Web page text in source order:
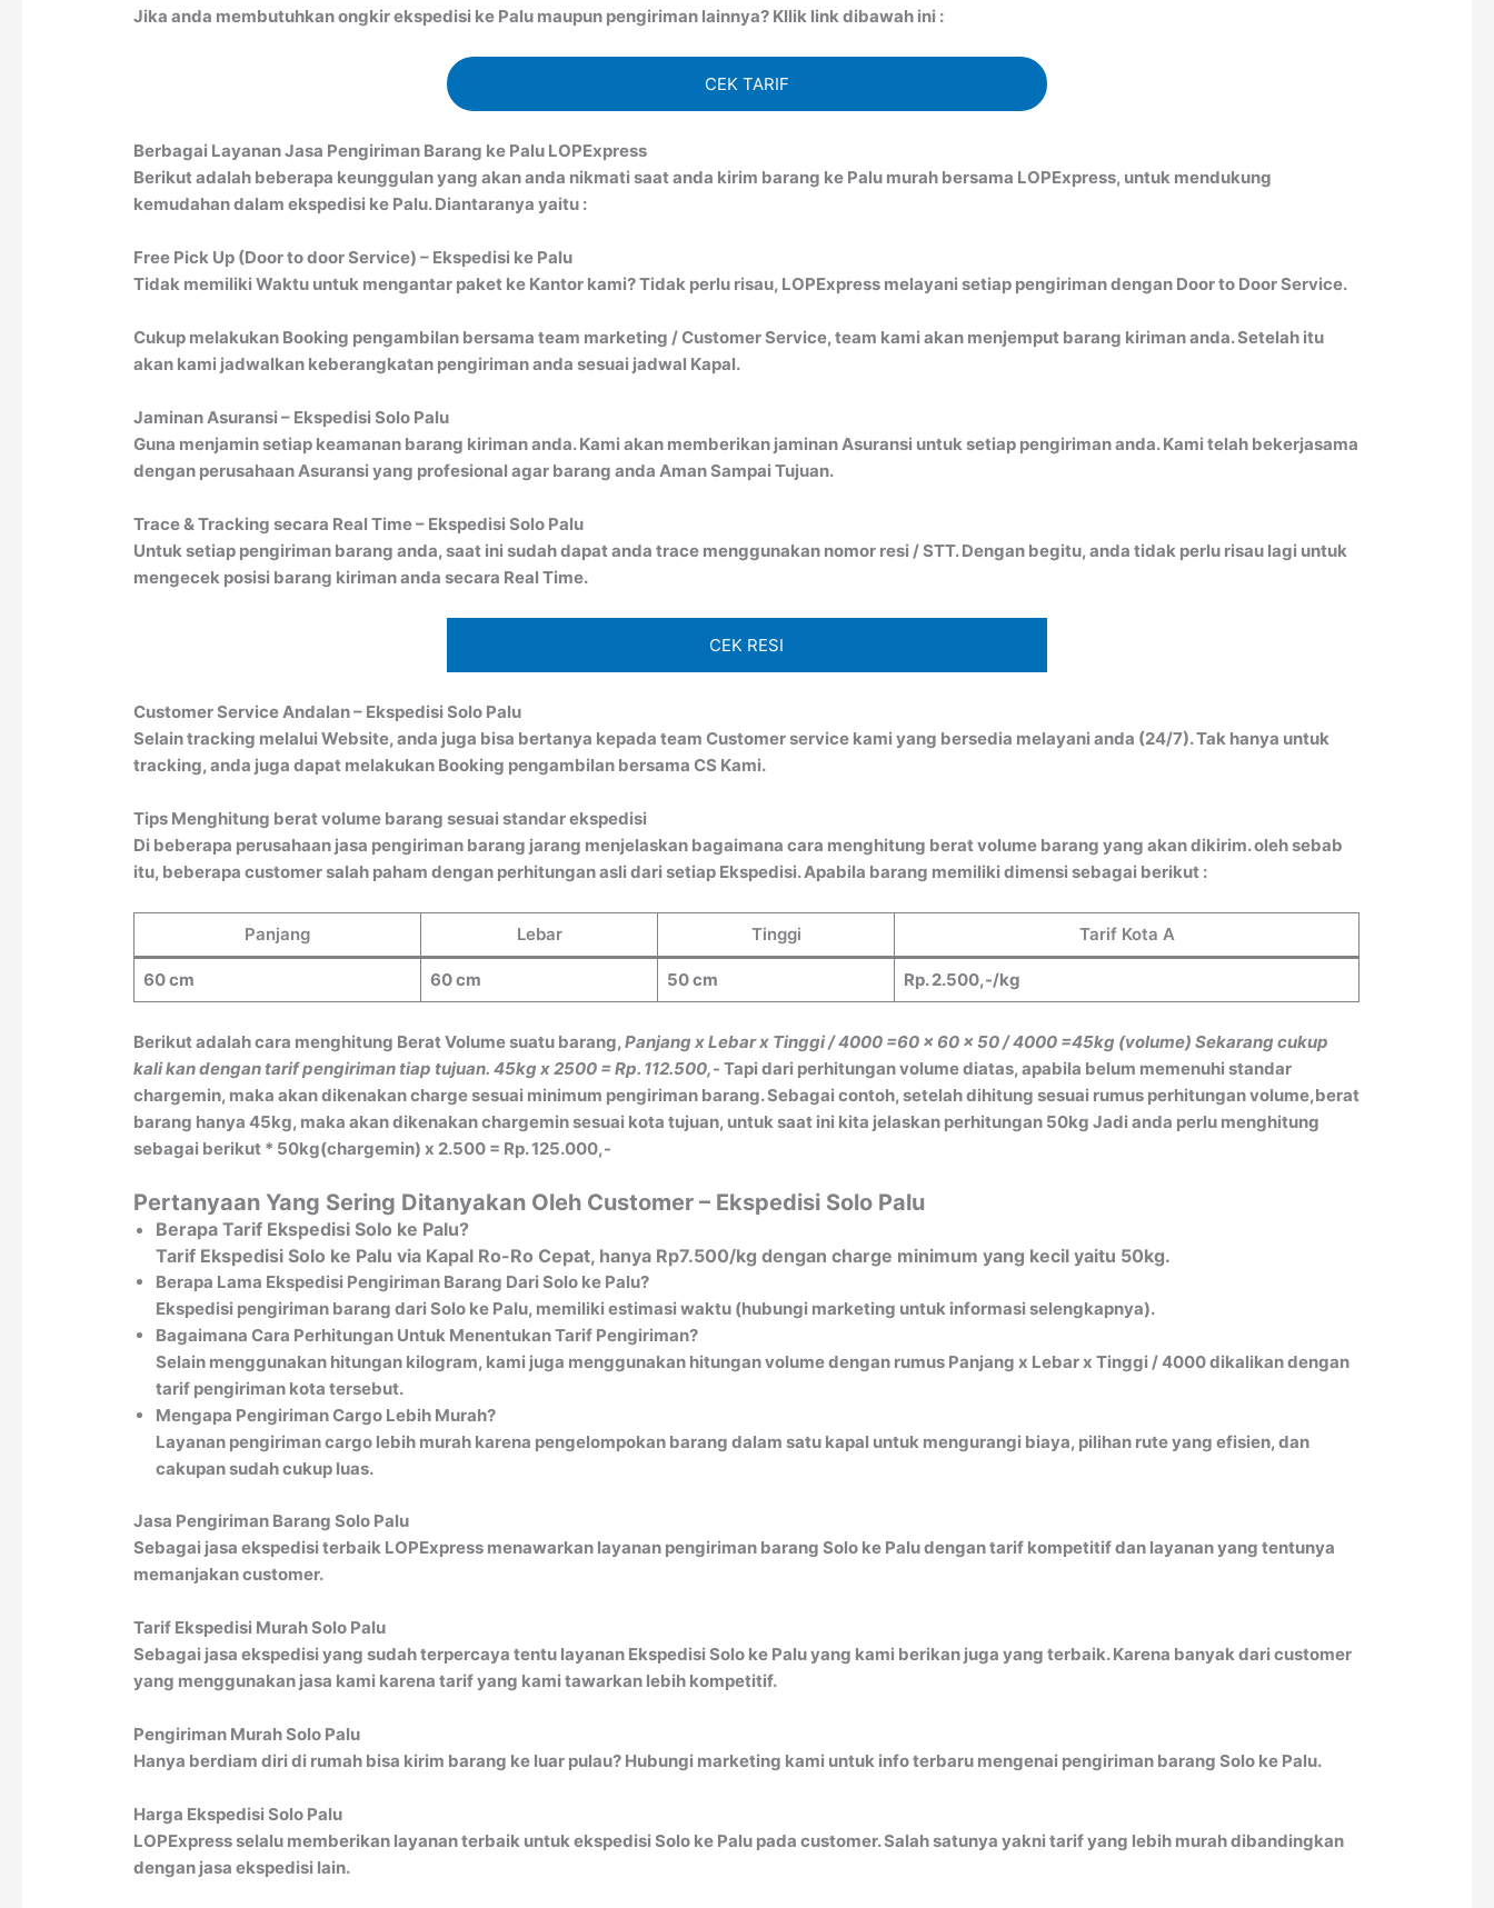
Jika anda membutuhkan ongkir ekspedisi ke Palu maupun pengiriman lainnya? Kllik link dibawah ini :
CEK TARIF
Berbagai Layanan Jasa Pengiriman Barang ke Palu LOPExpress
Berikut adalah beberapa keunggulan yang akan anda nikmati saat anda kirim barang ke Palu murah bersama LOPExpress, untuk mendukung
kemudahan dalam ekspedisi ke Palu. Diantaranya yaitu :
Free Pick Up (Door to door Service) – Ekspedisi ke Palu
Tidak memiliki Waktu untuk mengantar paket ke Kantor kami? Tidak perlu risau, LOPExpress melayani setiap pengiriman dengan Door to Door Service.
Cukup melakukan Booking pengambilan bersama team marketing / Customer Service, team kami akan menjemput barang kiriman anda. Setelah itu
akan kami jadwalkan keberangkatan pengiriman anda sesuai jadwal Kapal.
Jaminan Asuransi – Ekspedisi Solo Palu
Guna menjamin setiap keamanan barang kiriman anda. Kami akan memberikan jaminan Asuransi untuk setiap pengiriman anda. Kami telah bekerjasama
dengan perusahaan Asuransi yang profesional agar barang anda Aman Sampai Tujuan.
Trace & Tracking secara Real Time – Ekspedisi Solo Palu
Untuk setiap pengiriman barang anda, saat ini sudah dapat anda trace menggunakan nomor resi / STT. Dengan begitu, anda tidak perlu risau lagi untuk
mengecek posisi barang kiriman anda secara Real Time.
CEK RESI
Customer Service Andalan – Ekspedisi Solo Palu
Selain tracking melalui Website, anda juga bisa bertanya kepada team Customer service kami yang bersedia melayani anda (24/7). Tak hanya untuk
tracking, anda juga dapat melakukan Booking pengambilan bersama CS Kami.
Tips Menghitung berat volume barang sesuai standar ekspedisi
Di beberapa perusahaan jasa pengiriman barang jarang menjelaskan bagaimana cara menghitung berat volume barang yang akan dikirim. oleh sebab
itu, beberapa customer salah paham dengan perhitungan asli dari setiap Ekspedisi. Apabila barang memiliki dimensi sebagai berikut :
Panjang Lebar Tinggi Tarif Kota A
60 cm 60 cm 50 cm Rp. 2.500,-/kg
Berikut adalah cara menghitung Berat Volume suatu barang,Panjang x Lebar x Tinggi / 4000 =60 x 60 x 50 / 4000 =45kg (volume) Sekarang cukup
kali kan dengan tarif pengiriman tiap tujuan. 45kg x 2500 = Rp. 112.500,- Tapi dari perhitungan volume diatas, apabila belum memenuhi standar
chargemin, maka akan dikenakan charge sesuai minimum pengiriman barang. Sebagai contoh, setelah dihitung sesuai rumus perhitungan volume,berat
barang hanya 45kg, maka akan dikenakan chargemin sesuai kota tujuan, untuk saat ini kita jelaskan perhitungan 50kg Jadi anda perlu menghitung
sebagai berikut * 50kg(chargemin) x 2.500 = Rp. 125.000,-
Pertanyaan Yang Sering Ditanyakan Oleh Customer – Ekspedisi Solo Palu
Berapa Tarif Ekspedisi Solo ke Palu?
Tarif Ekspedisi Solo ke Palu via Kapal Ro-Ro Cepat, hanya Rp7.500/kg dengan charge minimum yang kecil yaitu 50kg.
Berapa Lama Ekspedisi Pengiriman Barang Dari Solo ke Palu?
Ekspedisi pengiriman barang dari Solo ke Palu, memiliki estimasi waktu (hubungi marketing untuk informasi selengkapnya).
Bagaimana Cara Perhitungan Untuk Menentukan Tarif Pengiriman?
Selain menggunakan hitungan kilogram, kami juga menggunakan hitungan volume dengan rumus Panjang x Lebar x Tinggi / 4000 dikalikan dengan
tarif pengiriman kota tersebut.
Mengapa Pengiriman Cargo Lebih Murah?
Layanan pengiriman cargo lebih murah karena pengelompokan barang dalam satu kapal untuk mengurangi biaya, pilihan rute yang efisien, dan
cakupan sudah cukup luas.
Jasa Pengiriman Barang Solo Palu
Sebagai jasa ekspedisi terbaik LOPExpress menawarkan layanan pengiriman barang Solo ke Palu dengan tarif kompetitif dan layanan yang tentunya
memanjakan customer.
Tarif Ekspedisi Murah Solo Palu
Sebagai jasa ekspedisi yang sudah terpercaya tentu layanan Ekspedisi Solo ke Palu yang kami berikan juga yang terbaik. Karena banyak dari customer
yang menggunakan jasa kami karena tarif yang kami tawarkan lebih kompetitif.
Pengiriman Murah Solo Palu
Hanya berdiam diri di rumah bisa kirim barang ke luar pulau? Hubungi marketing kami untuk info terbaru mengenai pengiriman barang Solo ke Palu.
Harga Ekspedisi Solo Palu
LOPExpress selalu memberikan layanan terbaik untuk ekspedisi Solo ke Palu pada customer. Salah satunya yakni tarif yang lebih murah dibandingkan
dengan jasa ekspedisi lain.